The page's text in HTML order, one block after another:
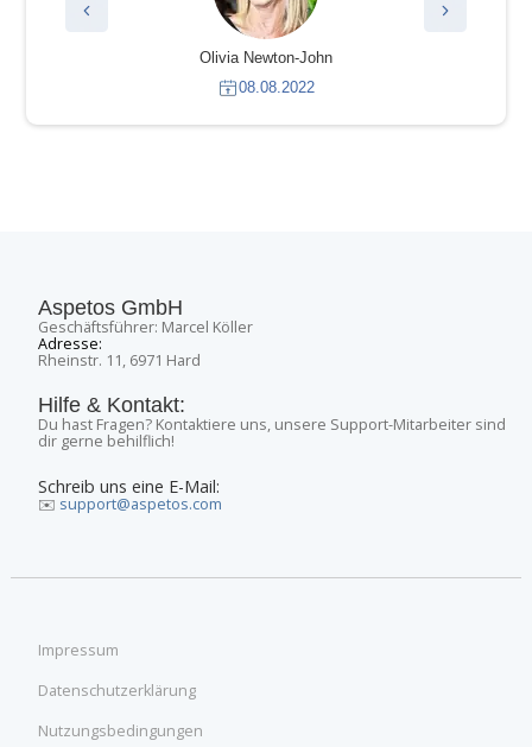
Olivia Newton-John
08.08.2022
Aspetos GmbH
Geschäftsführer: Marcel Köller
Adresse:
Rheinstr. 11, 6971 Hard
Hilfe & Kontakt:
Du hast Fragen? Kontaktiere uns, unsere Support-Mitarbeiter sind
dir gerne behilflich!
Schreib uns eine E-Mail:
✉️ support@aspetos.com
Impressum
Datenschutzerklärung
Nutzungsbedingungen